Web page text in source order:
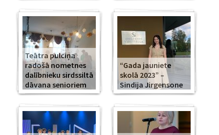
Teātra pulciņa
radošā nometnes
dalībnieku sirdssiltā
dāvana senioriem
“Gada jauniete
skolā 2023” –
Sindija Jirgensone